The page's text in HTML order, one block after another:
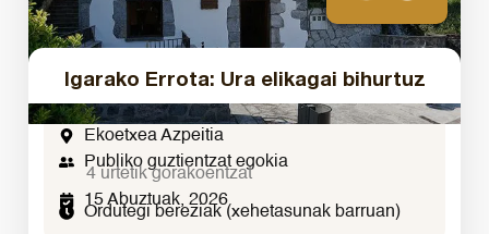
Igarako Errota: Ura elikagai bihurtuz
Ekoetxea Azpeitia
Publiko guztientzat egokia
4 urtetik gorakoentzat
15 Abuztuak, 2026
Ordutegi bereziak (xehetasunak barruan)